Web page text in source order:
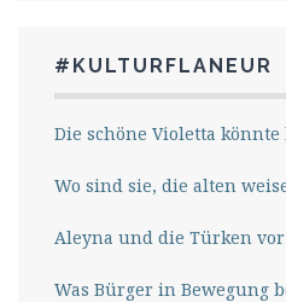
#KULTURFLANEUR
Die schöne Violetta könnte
Wo sind sie, die alten
Aleyna und die Türken
Was Bürger in Bewegung